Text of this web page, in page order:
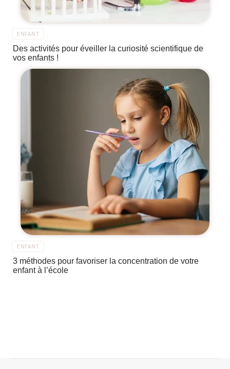
ENFANT
Des activités pour éveiller la curiosité scientifique de
vos enfants !
ENFANT
3 méthodes pour favoriser la concentration de votre
enfant à l’école